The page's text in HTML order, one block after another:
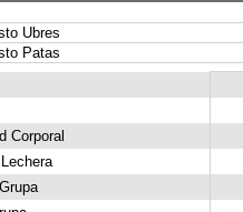
Ubres
Patas
Corporal